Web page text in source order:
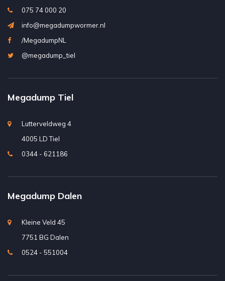
075 74 000 20
info@megadumpwormer.nl
/MegadumpNL
@megadump_tiel
Megadump Tiel
Lutterveldweg 4
4005 LD Tiel
0344 - 621186
Megadump Dalen
Kleine Veld 45
7751 BG Dalen
0524 - 551004